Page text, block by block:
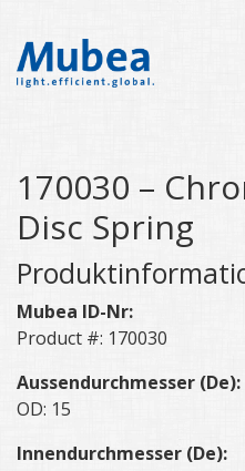
170030 –
Disc Spring
Mubea ID-Nr:
Product #: 170030
Aussendurchmesser (De):
OD: 15
Innendurchmesser (De):